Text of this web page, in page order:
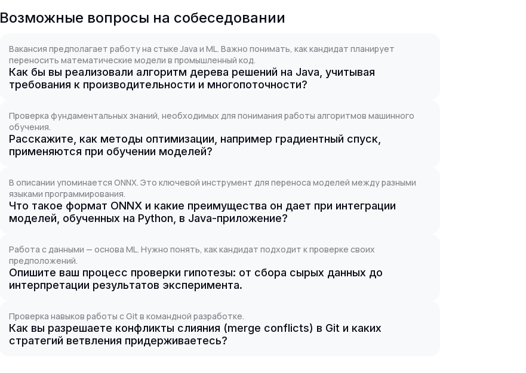
Возможные вопросы на собеседовании
Вакансия предполагает работу на стыке Java и ML. Важно понимать, как кандидат планирует
переносить математические модели в промышленный код.
Как бы вы реализовали алгоритм дерева решений на Java, учитывая
требования к производительности и многопоточности?
Проверка фундаментальных знаний, необходимых для понимания работы алгоритмов машинного
обучения.
Расскажите, как методы оптимизации, например градиентный спуск,
применяются при обучении моделей?
В описании упоминается ONNX. Это ключевой инструмент для переноса моделей между разными
языками программирования.
Что такое формат ONNX и какие преимущества он дает при интеграции
моделей, обученных на Python, в Java-приложение?
Работа с данными — основа ML. Нужно понять, как кандидат подходит к проверке своих
предположений.
Опишите ваш процесс проверки гипотезы: от сбора сырых данных до
интерпретации результатов эксперимента.
Проверка навыков работы с Git в командной разработке.
Как вы разрешаете конфликты слияния (merge conflicts) в Git и каких
стратегий ветвления придерживаетесь?